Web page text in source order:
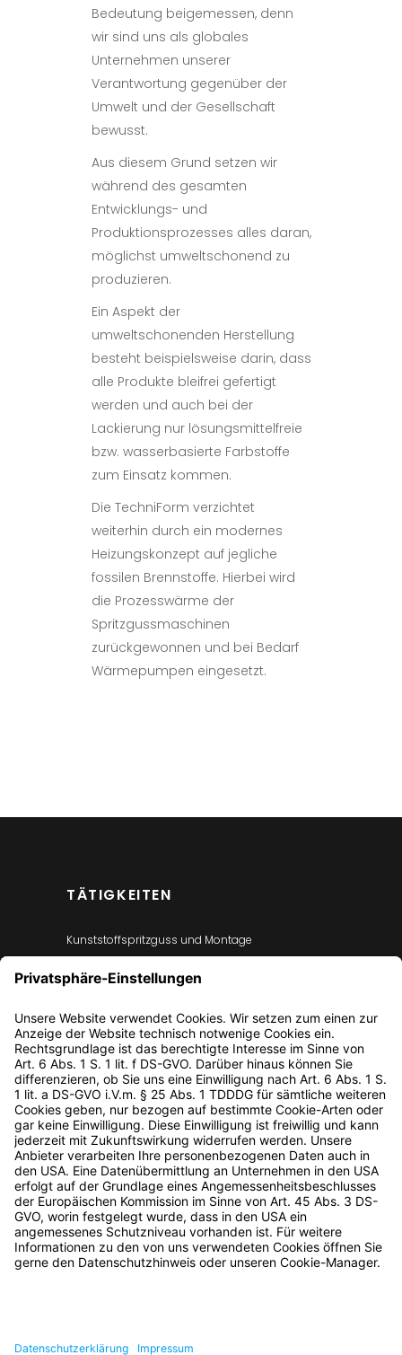
Bedeutung beigemessen, denn
wir sind uns als globales
Unternehmen unserer
Verantwortung gegenüber der
Umwelt und der Gesellschaft
bewusst.
Aus diesem Grund setzen wir
während des gesamten
Entwicklungs- und
Produktionsprozesses alles daran,
möglichst umweltschonend zu
produzieren.
Ein Aspekt der
umweltschonenden Herstellung
besteht beispielsweise darin, dass
alle Produkte bleifrei gefertigt
werden und auch bei der
Lackierung nur lösungsmittelfreie
bzw. wasserbasierte Farbstoffe
zum Einsatz kommen.
Die TechniForm verzichtet
weiterhin durch ein modernes
Heizungskonzept auf jegliche
fossilen Brennstoffe. Hierbei wird
die Prozesswärme der
Spritzgussmaschinen
zurückgewonnen und bei Bedarf
Wärmepumpen eingesetzt.
TÄTIGKEITEN
Kunststoffspritzguss und Montage
Qualitätssicherung
Veredelung
UNTERNEHMEN
Unternehmensvideo
Branchen
Nachhaltigkeit
Historie
Karriere